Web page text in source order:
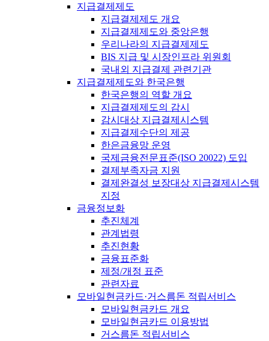
지급결제제도
지급결제제도 개요
지급결제제도와 중앙은행
우리나라의 지급결제제도
BIS 지급 및 시장인프라 위원회
국내외 지급결제 관련기관
지급결제제도와 한국은행
한국은행의 역할 개요
지급결제제도의 감시
감시대상 지급결제시스템
지급결제수단의 제공
한은금융망 운영
국제금융전문표준(ISO 20022) 도입
결제부족자금 지원
결제완결성 보장대상 지급결제시스템
지정
금융정보화
추진체계
관계법령
추진현황
금융표준화
제정/개정 표준
관련자료
모바일현금카드·거스름돈 적립서비스
모바일현금카드 개요
모바일현금카드 이용방법
거스름돈 적립서비스